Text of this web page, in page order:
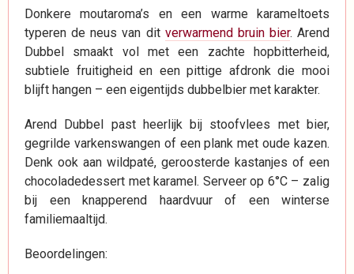
Donkere moutaroma’s en een warme karameltoets
typeren de neus van dit verwarmend bruin bier. Arend
Dubbel smaakt vol met een zachte hopbitterheid,
subtiele fruitigheid en een pittige afdronk die mooi
blijft hangen – een eigentijds dubbelbier met karakter.
Arend Dubbel past heerlijk bij stoofvlees met bier,
gegrilde varkenswangen of een plank met oude kazen.
Denk ook aan wildpaté, geroosterde kastanjes of een
chocoladedessert met karamel. Serveer op 6°C – zalig
bij een knapperend haardvuur of een winterse
familiemaaltijd.
Beoordelingen: